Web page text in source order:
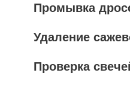
Промывка
Удаление
Проверка